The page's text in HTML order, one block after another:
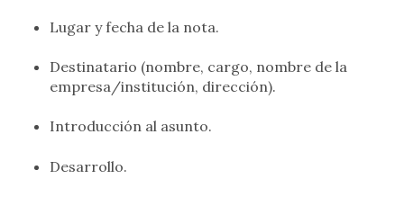
Lugar y fecha de la nota.
Destinatario (nombre, cargo, nombre de la
empresa/institución, dirección).
Introducción al asunto.
Desarrollo.